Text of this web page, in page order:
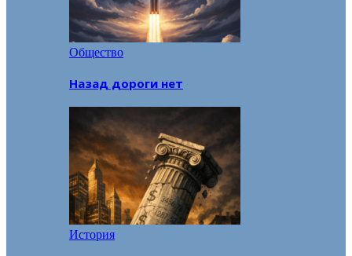
Общество
Назад дороги нет
История